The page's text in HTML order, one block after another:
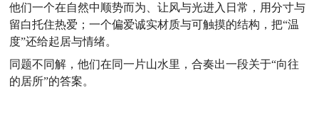
他们一个在自然中顺势而为、让风与光进入日常，用分寸与
留白托住热爱；一个偏爱诚实材质与可触摸的结构，把“温
度”还给起居与情绪。
同题不同解，他们在同一片山水里，合奏出一段关于“向往
的居所”的答案。